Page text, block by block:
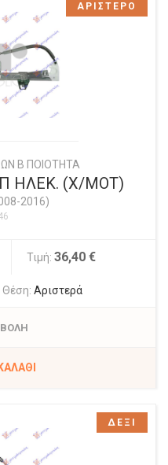
Β ΠΟΙΟΤΗΤΑ
ΗΛΕΚ. (Χ/ΜΟΤ)
2016)
Τιμή: 36,40 €
Θέση: Αριστερά
ΑΡΙΣΤΕΡΟ
ΔΕΞΙ